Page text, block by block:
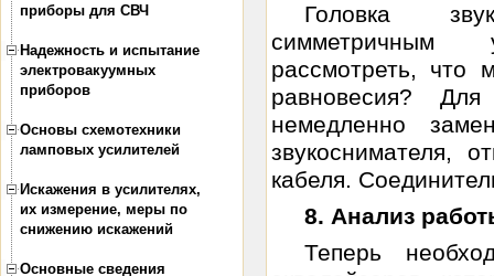
приборы для СВЧ
Надежность и испытание
электровакуумных
приборов
Основы схемотехники
ламповых усилителей
Искажения в усилителях,
их измерение, меры по
снижению искажений
Основные сведения
Головка
симметричным
рассмотреть, что
равновесия?
немедленно
звукоснимателя,
кабеля.
8. Анализ
Теперь